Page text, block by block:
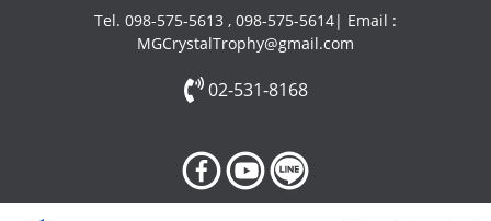
Tel. 098-575-5613 , 098-575-5614| Email :
MGCrystalTrophy@gmail.com
02-531-8168